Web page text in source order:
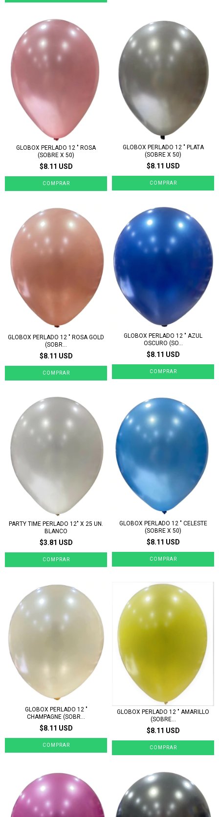
GLOBOX PERLADO 12 " ROSA
(SOBRE X 50)
$8.11 USD
GLOBOX PERLADO 12 " PLATA
(SOBRE X 50)
$8.11 USD
GLOBOX PERLADO 12 " ROSA GOLD
(SOBR...
$8.11 USD
GLOBOX PERLADO 12 " AZUL
OSCURO (SO...
$8.11 USD
PARTY TIME PERLADO 12" X 25 UN.
BLANCO
$3.81 USD
GLOBOX PERLADO 12 " CELESTE
(SOBRE X 50)
$8.11 USD
GLOBOX PERLADO 12 "
CHAMPAGNE (SOBR...
$8.11 USD
GLOBOX PERLADO 12 " AMARILLO
(SOBRE...
$8.11 USD